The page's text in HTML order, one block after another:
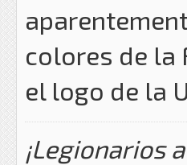
colores de la
el logo de la
¡Legionarios